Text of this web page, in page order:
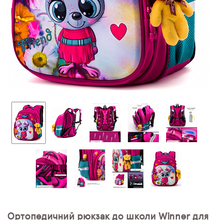
Ортопедичний рюкзак до школи Winner для